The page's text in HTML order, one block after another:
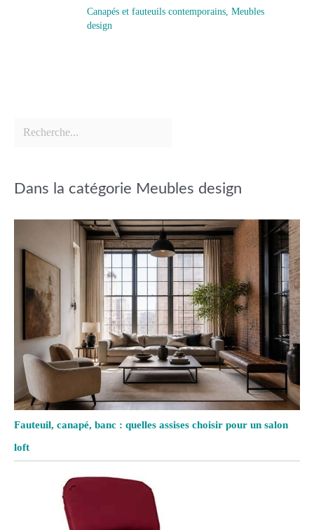
Canapés et fauteuils contemporains, Meubles
design
Dans la catégorie Meubles design
Fauteuil, canapé, banc : quelles assises choisir pour un salon
loft